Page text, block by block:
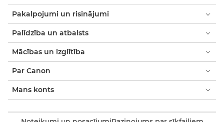
Pakalpojumi un risinājumi
Palīdzība un atbalsts
Mācības un izglītība
Par Canon
Mans konts